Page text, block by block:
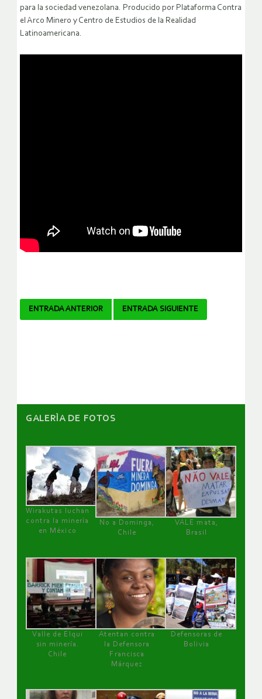
para la sociedad venezolana. Producido por Plataforma Contra
el Arco Minero y Centro de Estudios de la Realidad
Latinoamericana.
Navegador
ENTRADA ANTERIOR ENTRADA SIGUIENTE
GALERÌA DE FOTOS
Wirakutas luchan
contra la minería
en México
No a Dominga,
Chile
VALE mata,
Brasil
Valle de Elqui
sin minería.
Chile
Atentan contra
la Defensora
Francisca
Márquez
Defensoras de
Bolivia